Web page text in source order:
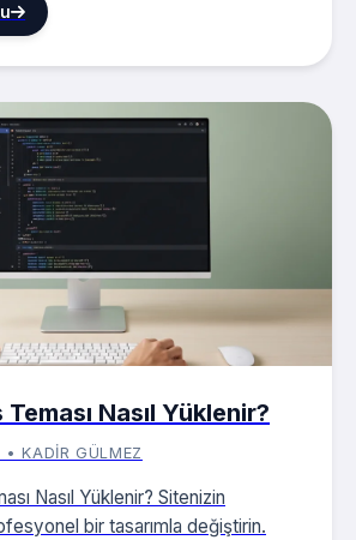
Nasıl Yüklenir?
KADIR GÜLMEZ
Nasıl Yüklenir? Sitenizin
bir tasarımla değiştirin.